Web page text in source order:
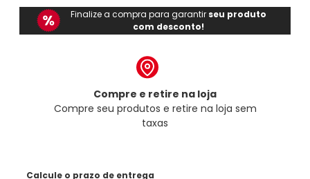
Finalize a compra para garantir seu produto
com desconto!
Compre e retire na loja
Compre seu produtos e retire na loja sem
taxas